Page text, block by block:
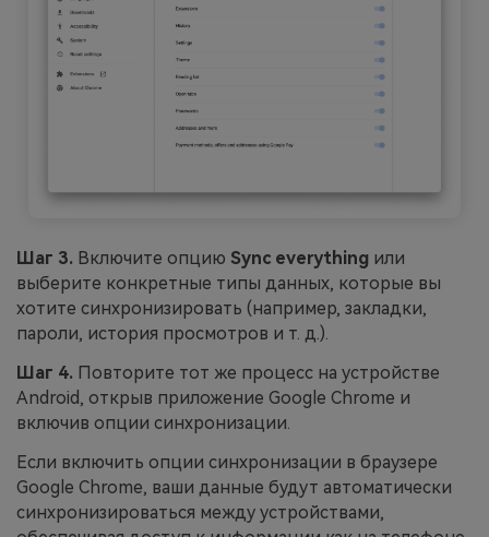
Шаг 3. Включите опцию Sync everything или
выберите конкретные типы данных, которые вы
хотите синхронизировать (например, закладки,
пароли, история просмотров и т. д.).
Шаг 4. Повторите тот же процесс на устройстве
Android, открыв приложение Google Chrome и
включив опции синхронизации.
Если включить опции синхронизации в браузере
Google Chrome, ваши данные будут автоматически
синхронизироваться между устройствами,